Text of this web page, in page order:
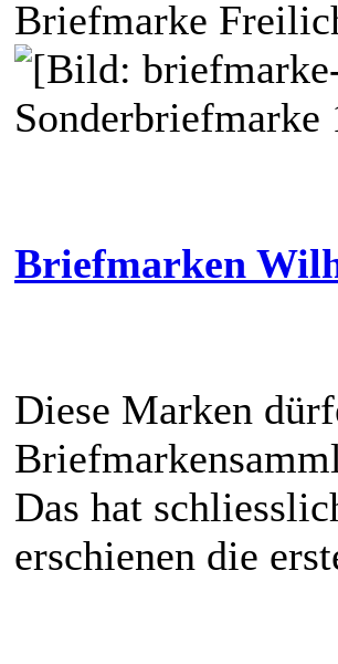
Briefmarke
Sonderbriefmarke
Briefmarken
Diese Marken
Das hat
erschienen die